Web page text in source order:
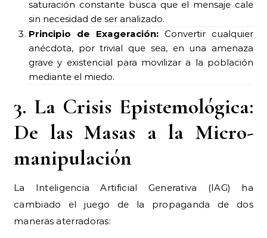
saturación constante busca que el mensaje cale
sin necesidad de ser analizado.
Principio de Exageración: Convertir cualquier
anécdota, por trivial que sea, en una amenaza
grave y existencial para movilizar a la población
mediante el miedo.
3. La Crisis Epistemológica:
De las Masas a la Micro-
manipulación
La Inteligencia Artificial Generativa (IAG) ha
cambiado el juego de la propaganda de dos
maneras aterradoras: